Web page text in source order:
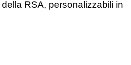
RSA, personalizzabili in